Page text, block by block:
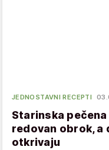
JEDNOSTAVNI RECEPTI
Starinska
redovan obrok, a
otkrivaju